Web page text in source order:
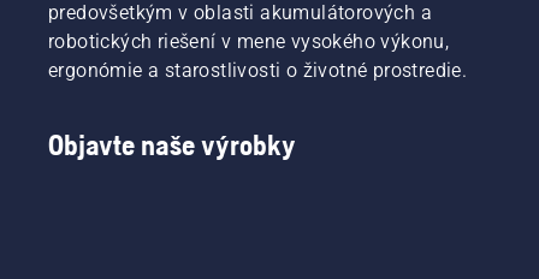
predovšetkým v oblasti akumulátorových a
robotických riešení v mene vysokého výkonu,
ergonómie a starostlivosti o životné prostredie.
Objavte naše výrobky